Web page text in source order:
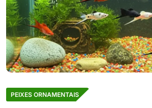
PEIXES ORNAMENTAIS